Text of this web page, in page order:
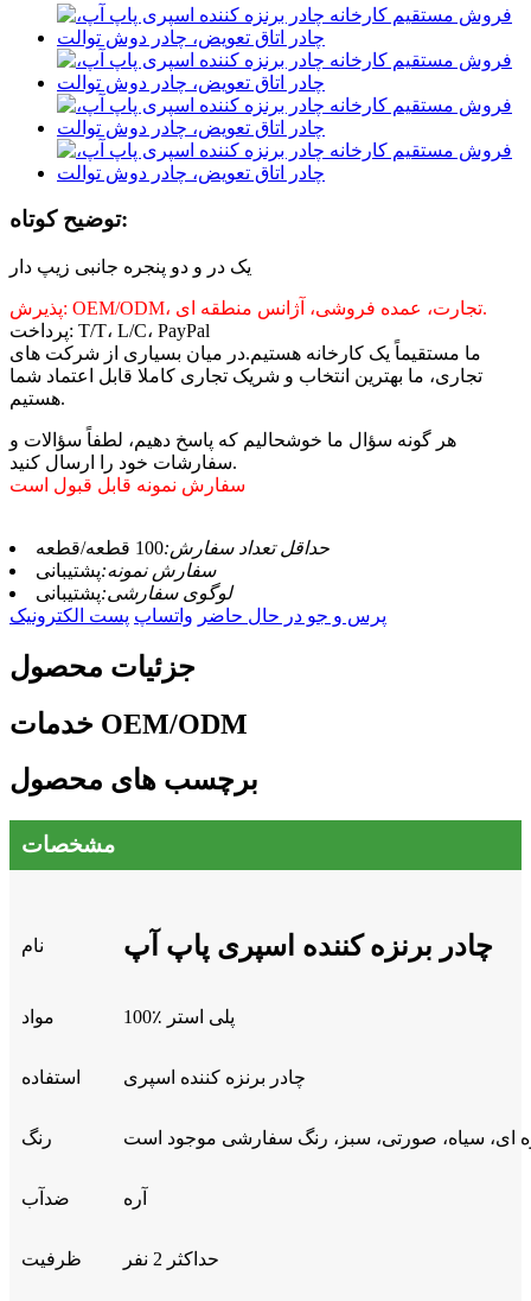
توضیح کوتاه:
یک در و دو پنجره جانبی زیپ دار
پذیرش: OEM/ODM، تجارت، عمده فروشی، آژانس منطقه ای.
پرداخت: T/T، L/C، PayPal
ما مستقیماً یک کارخانه هستیم.در میان بسیاری از شرکت های
تجاری، ما بهترین انتخاب و شریک تجاری کاملا قابل اعتماد شما
هستیم.
هر گونه سؤال ما خوشحالیم که پاسخ دهیم، لطفاً سؤالات و
سفارشات خود را ارسال کنید.
سفارش نمونه قابل قبول است
حداقل تعداد سفارش:100 قطعه/قطعه
سفارش نمونه:پشتیبانی
لوگوی سفارشی:پشتیبانی
پرس و جو در حال حاضر واتساپ پست الکترونیک
جزئیات محصول
خدمات OEM/ODM
برچسب های محصول
مشخصات
نام چادر برنزه کننده اسپری پاپ آپ
مواد 100٪ پلی استر
استفاده چادر برنزه کننده اسپری
رنگ ای، سیاه، صورتی، سبز، رنگ سفارشی موجود است
ضدآب آره
ظرفیت حداکثر 2 نفر